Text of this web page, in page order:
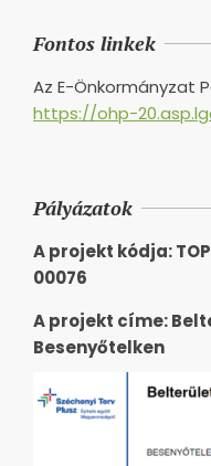
Fontos linkek
Az E-Önkormányzat
https://ohp-
Pályázatok
A projekt kódja:
00076
A projekt címe:
Besenyőtelken